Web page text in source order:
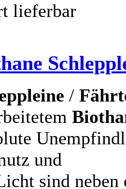
lieferbar
/
und
sind neben